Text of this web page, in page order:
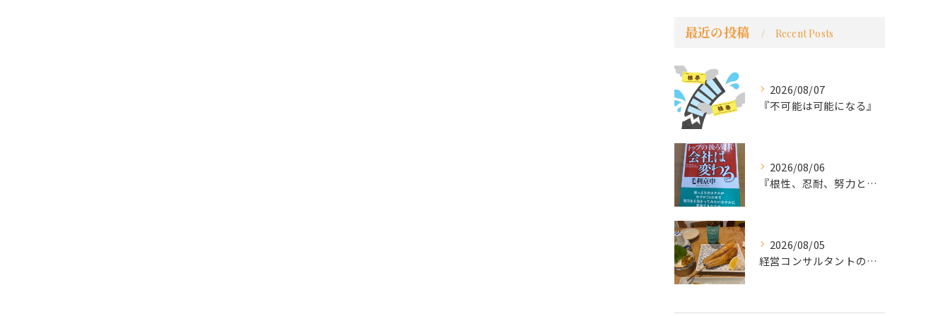
最近の投稿 Recent Posts
2026/08/07
『不可能は可能になる』
2026/08/06
『根性、忍耐、努力という言葉は死語なのか』
2026/08/05
経営コンサルタントのモーちゃん・毛利京申です。